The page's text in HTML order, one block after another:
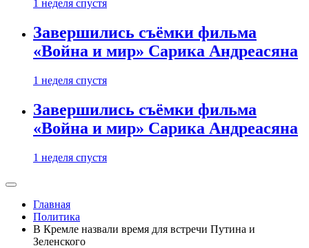
1 неделя спустя
Завершились съёмки фильма
«Война и мир» Сарика Андреасяна
1 неделя спустя
Завершились съёмки фильма
«Война и мир» Сарика Андреасяна
1 неделя спустя
Главная
Политика
В Кремле назвали время для встречи Путина и
Зеленского